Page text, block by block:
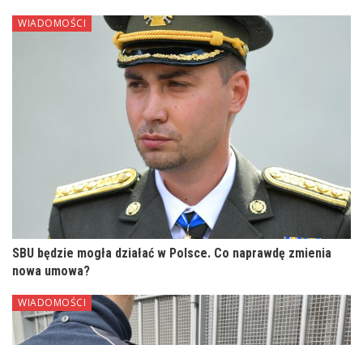
WIADOMOŚCI
SBU będzie mogła działać w Polsce. Co naprawdę zmienia
nowa umowa?
WIADOMOŚCI